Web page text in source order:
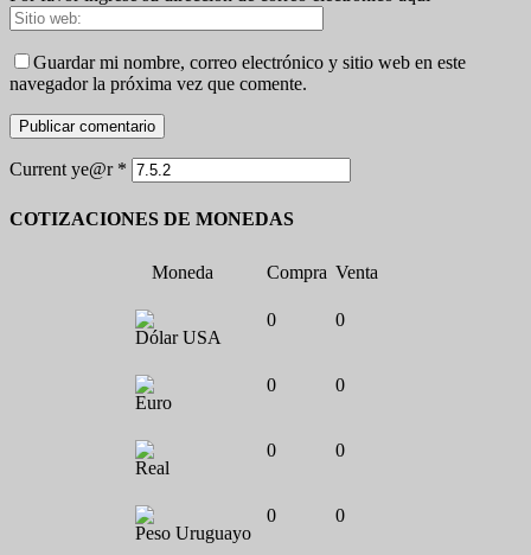
Guardar mi nombre, correo electrónico y sitio web en este
navegador la próxima vez que comente.
Current ye@r *
COTIZACIONES DE MONEDAS
Moneda Compra Venta
Dólar USA
0 0
Euro
0 0
Real
0 0
Peso Uruguayo
0 0